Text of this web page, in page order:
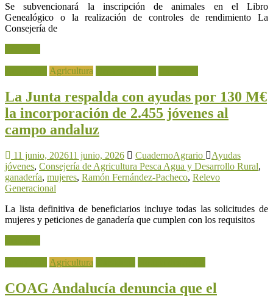
Se subvencionará la inscripción de animales en el Libro
Genealógico o la realización de controles de rendimiento La
Consejería de
Agricultura
La Junta respalda con ayudas por 130 M€
la incorporación de 2.455 jóvenes al
campo andaluz
11 junio, 202611 junio, 2026 CuadernoAgrario
Ayudas
jóvenes, Consejería de Agricultura Pesca Agua y Desarrollo Rural,
ganadería, mujeres, Ramón Fernández-Pacheco, Relevo
Generacional
La lista definitiva de beneficiarios incluye todas las solicitudes de
mujeres y peticiones de ganadería que cumplen con los requisitos
Agricultura
COAG Andalucía denuncia que el